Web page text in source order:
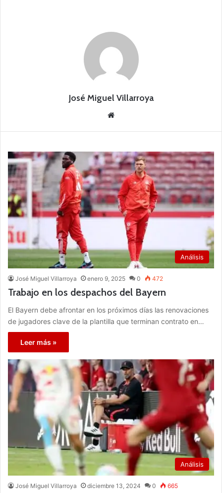
José Miguel Villarroya
b
Análisis
José Miguel Villarroya enero 9, 2025 0 472
Trabajo en los despachos del Bayern
El Bayern debe afrontar en los próximos días las renovaciones
de jugadores clave de la plantilla que terminan contrato en…
Leer más »
Análisis
José Miguel Villarroya diciembre 13, 2024 0 665